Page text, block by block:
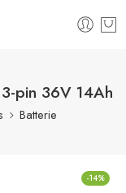
pin 36V 14Ah
Batterie
-14%